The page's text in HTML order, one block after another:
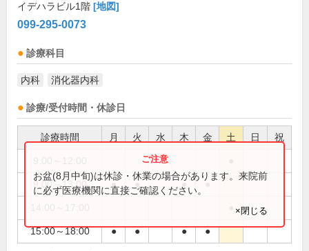
イデハラビル1階 [地図]
099-295-0073
診療科目
内科 消化器内科
診療/受付時間・休診日
診療時間 月 火 水 木 金 土 日 祝
9:00～13:00 ● ● ● ●
15:00～18:00 ● ● ● ●
お盆(8月中旬)は休診・休業の場合があります。来院前
に必ず医療機関に直接ご確認ください。
×閉じる